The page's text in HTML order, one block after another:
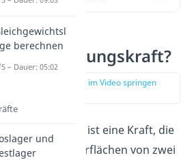
ist Reibungskraft?
zur Stelle im Video springen
ist eine Kraft, die
den Oberflächen von zwei
berechnen
– Dauer: 05:02
und